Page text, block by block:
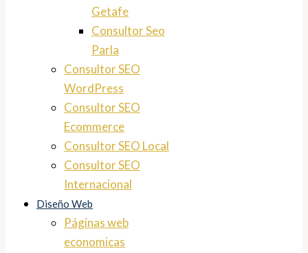
Getafe
Consultor Seo
Parla
Consultor SEO
WordPress
Consultor SEO
Ecommerce
Consultor SEO Local
Consultor SEO
Internacional
Diseño Web
Páginas web
economicas